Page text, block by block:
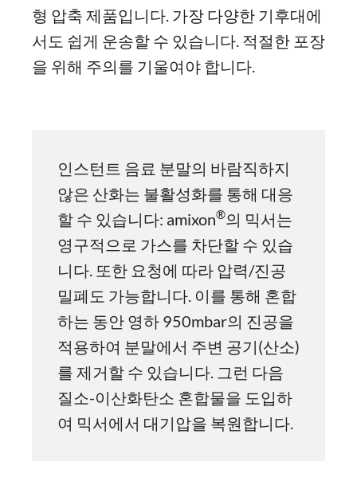
형 압축 제품입니다. 가장 다양한 기후대에
서도 쉽게 운송할 수 있습니다. 적절한 포장
을 위해 주의를 기울여야 합니다.
인스턴트 음료 분말의 바람직하지
않은 산화는 불활성화를 통해 대응
할 수 있습니다: amixon®의 믹서는
영구적으로 가스를 차단할 수 있습
니다. 또한 요청에 따라 압력/진공
밀폐도 가능합니다. 이를 통해 혼합
하는 동안 영하 950mbar의 진공을
적용하여 분말에서 주변 공기(산소)
를 제거할 수 있습니다. 그런 다음
질소-이산화탄소 혼합물을 도입하
여 믹서에서 대기압을 복원합니다.